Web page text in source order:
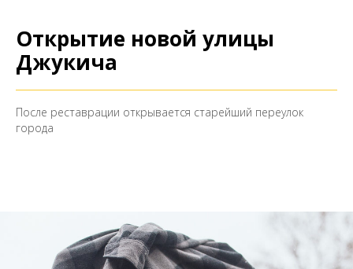
Открытие новой улицы
Джукича
После реставрации открывается старейший переулок
города